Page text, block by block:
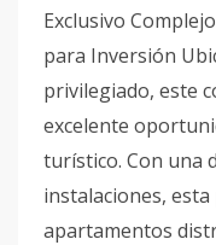
Exclusivo
para Inversión
privilegiado, este
excelente
turístico. Con una
instalaciones,
apartamentos